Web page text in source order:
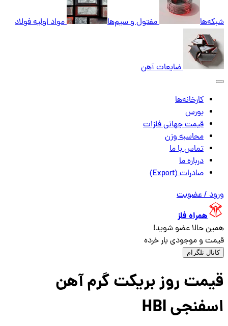
شبکه‌ها مفتول و سیم‌ها مواد اولیه فولاد
ضایعات آهن
کارخانه‌ها
بورس
قیمت جهانی فلزات
محاسبه وزن
تماس با ما
درباره ما
صادرات (Export)
ورود / عضویت
همراه فلز
همین حالا عضو شوید!
قیمت و موجودی بار خرده
کانال تلگرام
قیمت روز بریکت گرم آهن
اسفنجی HBI